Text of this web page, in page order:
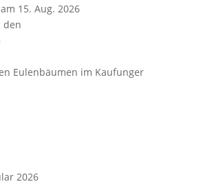
15. Aug. 2026
Eulenbäumen im Kaufunger
2026